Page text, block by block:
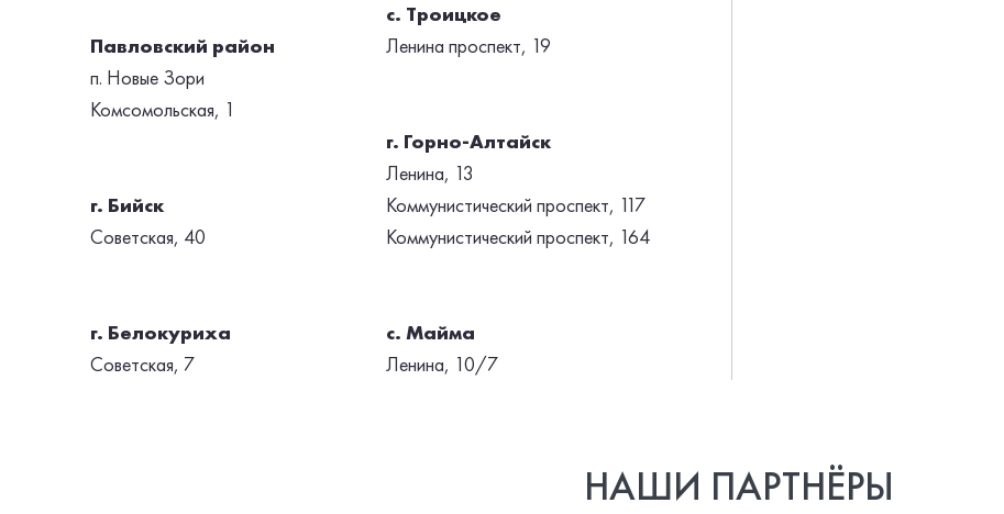
Павловский район
п. Новые Зори
Комсомольская, 1
г. Бийск
Советская, 40
г. Белокуриха
Советская, 7
с. Троицкое
Ленина проспект, 19
г. Горно-Алтайск
Ленина, 13
Коммунистический проспект, 117
Коммунистический проспект, 164
с. Майма
Ленина, 10/7
НАШИ ПАРТНЁРЫ